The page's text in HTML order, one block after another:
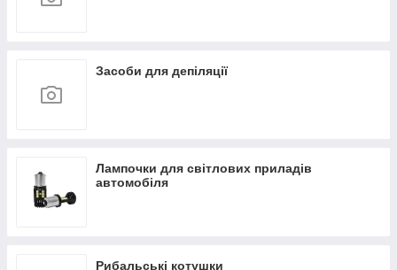
Засоби для депіляції
Лампочки для світлових приладів
автомобіля
Рибальські котушки